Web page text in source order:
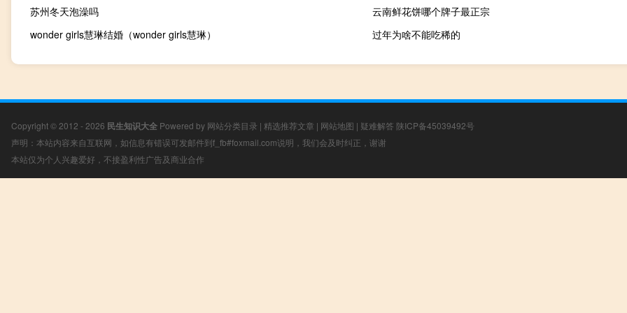
苏州冬天泡澡吗
云南鲜花饼哪个牌子最正宗
wonder girls慧琳结婚（wonder girls慧琳）
过年为啥不能吃稀的
Copyright © 2012 - 2026 民生知识大全 Powered by 网站分类目录 | 精选推荐文章 | 网站地图 | 疑难解答 陕ICP备45039492号
声明：本站内容来自互联网，如信息有错误可发邮件到f_fb#foxmail.com说明，我们会及时纠正，谢谢
本站仅为个人兴趣爱好，不接盈利性广告及商业合作